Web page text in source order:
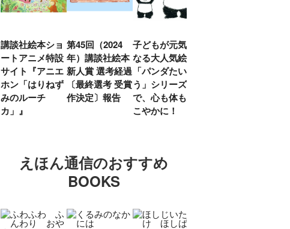
講談社絵本ショ
ートアニメ特設
サイト『アニエ
ホン「はりねず
みのルーチ
カ」』
第45回（2024
年）講談社絵本
新人賞 選考経過
〔最終選考 受賞
作決定〕報告
子どもが元気に
なる大人気絵本
「パンダたいそ
う」シリーズ
で、心も体もす
こやかに！
えほん通信のおすすめ
BOOKS